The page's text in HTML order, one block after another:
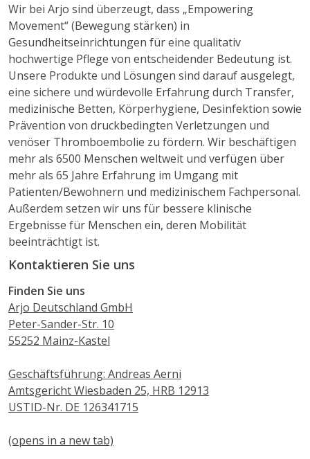
Wir bei Arjo sind überzeugt, dass „Empowering
Movement“ (Bewegung stärken) in
Gesundheitseinrichtungen für eine qualitativ
hochwertige Pflege von entscheidender Bedeutung ist.
Unsere Produkte und Lösungen sind darauf ausgelegt,
eine sichere und würdevolle Erfahrung durch Transfer,
medizinische Betten, Körperhygiene, Desinfektion sowie
Prävention von druckbedingten Verletzungen und
venöser Thromboembolie zu fördern. Wir beschäftigen
mehr als 6500 Menschen weltweit und verfügen über
mehr als 65 Jahre Erfahrung im Umgang mit
Patienten/Bewohnern und medizinischem Fachpersonal.
Außerdem setzen wir uns für bessere klinische
Ergebnisse für Menschen ein, deren Mobilität
beeinträchtigt ist.
Kontaktieren Sie uns
Finden Sie uns
Arjo Deutschland GmbH
Peter-Sander-Str. 10
55252 Mainz-Kastel
Geschäftsführung: Andreas Aerni
Amtsgericht Wiesbaden 25, HRB 12913
USTID-Nr. DE 126341715
(opens in a new tab)